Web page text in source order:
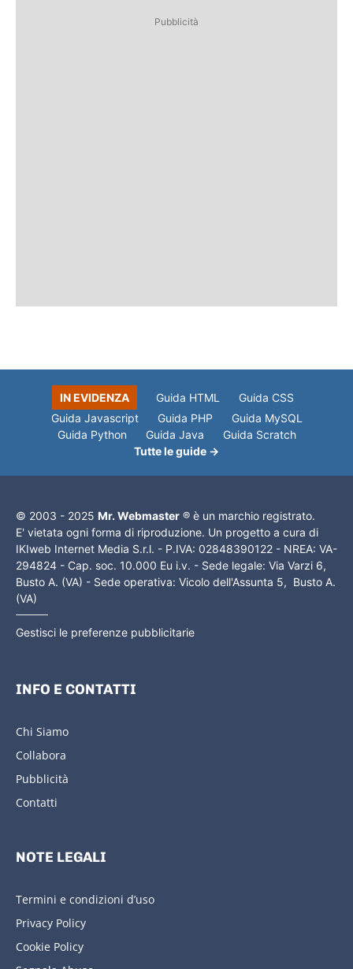
Pubblicità
IN EVIDENZA Guida HTML
Guida CSS
Guida Javascript
Guida PHP
Guida MySQL
Guida Python
Guida Java
Guida Scratch
Tutte le guide →
© 2003 - 2025 Mr. Webmaster ® è un marchio registrato.
E' vietata ogni forma di riproduzione. Un progetto a cura di
IKIweb Internet Media S.r.l. - P.IVA: 02848390122 - NREA: VA-
294824 - Cap. soc. 10.000 Eu i.v. - Sede legale: Via Varzi 6,
Busto A. (VA) - Sede operativa: Vicolo dell'Assunta 5, Busto A.
(VA)
Gestisci le preferenze pubblicitarie
INFO E CONTATTI
Chi Siamo
Collabora
Pubblicità
Contatti
NOTE LEGALI
Termini e condizioni d’uso
Privacy Policy
Cookie Policy